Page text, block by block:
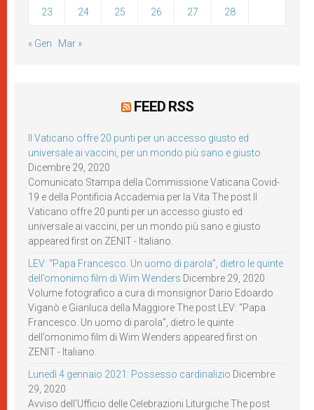
23 24 25 26 27 28
« Gen Mar »
FEED RSS
Il Vaticano offre 20 punti per un accesso giusto ed
universale ai vaccini, per un mondo più sano e giusto
Dicembre 29, 2020
Comunicato Stampa della Commissione Vaticana Covid-
19 e della Pontificia Accademia per la Vita The post Il
Vaticano offre 20 punti per un accesso giusto ed
universale ai vaccini, per un mondo più sano e giusto
appeared first on ZENIT - Italiano.
LEV: “Papa Francesco. Un uomo di parola”, dietro le quinte
dell’omonimo film di Wim Wenders Dicembre 29, 2020
Volume fotografico a cura di monsignor Dario Edoardo
Viganò e Gianluca della Maggiore The post LEV: “Papa
Francesco. Un uomo di parola”, dietro le quinte
dell’omonimo film di Wim Wenders appeared first on
ZENIT - Italiano.
Lunedì 4 gennaio 2021: Possesso cardinalizio Dicembre
29, 2020
Avviso dell’Ufficio delle Celebrazioni Liturgiche The post